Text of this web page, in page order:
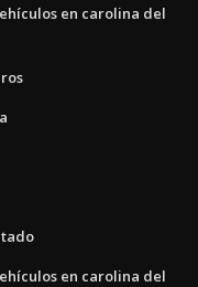
en carolina del
en carolina del